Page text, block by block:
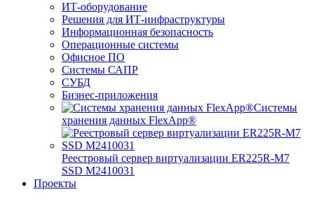
ИТ-оборудование
Решения для ИТ-инфраструктуры
Информационная безопасность
Операционные системы
Офисное ПО
Системы САПР
СУБД
Бизнес-приложения
Системы
хранения данных FlexApp®
Реестровый сервер виртуализации ER225R-M7
SSD М2410031
Проекты